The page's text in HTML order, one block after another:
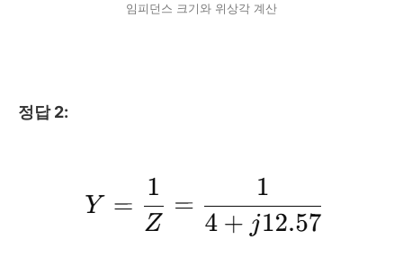
임피던스 크기와 위상각 계산
정답 2: